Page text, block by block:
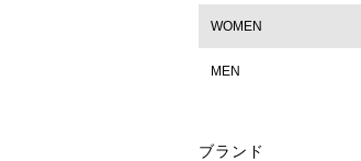
WOMEN
MEN
ブランド